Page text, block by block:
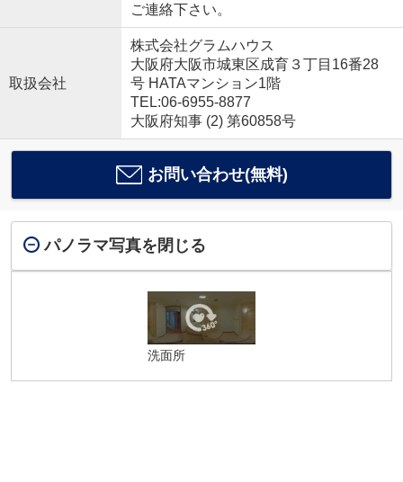
ご連絡下さい。
取扱会社
株式会社グラムハウス
大阪府大阪市城東区成育３丁目16番28
号 HATAマンション1階
TEL:06-6955-8877
大阪府知事 (2) 第60858号
お問い合わせ(無料)
パノラマ写真を閉じる
洗面所